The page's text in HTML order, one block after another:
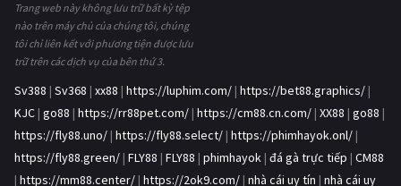
Trang web này không lưu trữ bất kỳ tệp
nào trên máy chủ của chúng tôi, chúng
tôi chỉ liên kết với phương tiện được lưu
trữ trên các dịch vụ của bên thứ 3.
Sv388 | Sv368 | xx88 | https://luphim.com/ | https://bet88.graphics/ |
KJC | go88 | https://rr88pet.com/ | https://cm88.cn.com/ | XX88 | go88 |
https://fly88.uno/ | https://fly88.select/ | https://phimhayok.onl/ |
https://fly88.green/ | FLY88 | FLY88 | phimhayok | đá gà trực tiếp | CM88
| https://mm88.center/ | https://2ok9.com/ | nhà cái uy tín | nhà cái uy